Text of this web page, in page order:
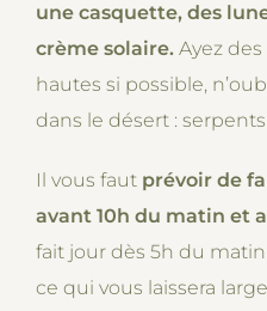
une casquette, des
crème solaire. Ayez des
hautes si possible,
dans le désert :
Il vous faut prévoir de
avant 10h du matin et
fait jour dès 5h du matin
ce qui vous laissera